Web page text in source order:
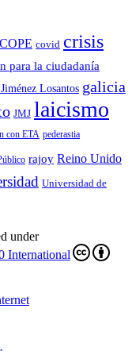
COPE covid crisis
para la ciudadaní­a
Losantos galicia
JMJ laicismo
con ETA pederastia
rajoy Reino Unido
Universidad de
under
International